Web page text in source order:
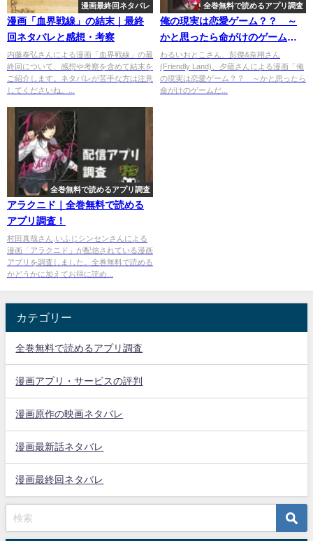
漫画最終回ネタバレ
漫画「血界戦線」の結末｜最終
回ネタバレと感想・考察
内藤泰弘さんによる漫画「血界戦線」の最
終回について、感想や考察を含めて結末を
ご紹介します。ネタバレが苦手な方は注意
してくださいね。...
全巻無料で読めるアプリ調査
俺の現実は恋愛ゲーム？？ ～
かと思ったら命がけのゲームだ
った～｜全巻無料で読めるアプ
リ調査！
わるいおとこさん、彭傑&奈栩さん
(Friendly Land)、夕薙さんによる漫画「俺
の現実は恋愛ゲーム？？ ～かと思ったら
命がけのゲームだ...
全巻無料で読めるアプリ調査
アラクニド｜全巻無料で読める
アプリ調査！
村田真哉さん,いふじシンセンさんによる
漫画「アラクニド」が配信されている漫画
アプリを調査しました。全巻無料で読める
かどうかに加えてお得に読め...
カテゴリー
全巻無料で読めるアプリ調査
漫画アプリ・サービスの評判
漫画原作の映画ネタバレ
漫画最新話ネタバレ
漫画最終回ネタバレ